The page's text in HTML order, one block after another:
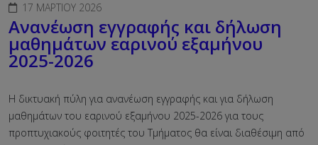
17 ΜΑΡΤΊΟΥ 2026
Ανανέωση εγγραφής και δήλωση
μαθημάτων εαρινού εξαμήνου
2025-2026
Η δικτυακή πύλη για ανανέωση εγγραφής και για δήλωση
μαθημάτων του εαρινού εξαμήνου 2025-2026 για τους
προπτυχιακούς φοιτητές του Τμήματος θα είναι διαθέσιμη από